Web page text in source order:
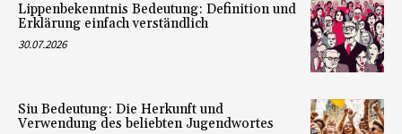
Lippenbekenntnis Bedeutung: Definition und
Erklärung einfach verständlich
30.07.2026
Siu Bedeutung: Die Herkunft und
Verwendung des beliebten Jugendwortes